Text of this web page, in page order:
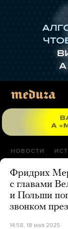
НОВОСТИ
Фридрих
с главами
и Польши
звонком
14:58, 18 мая 2025